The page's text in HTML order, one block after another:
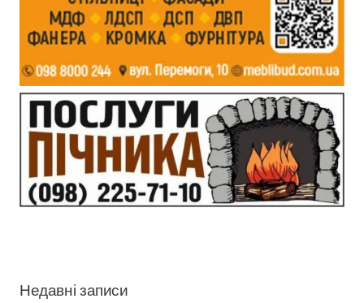
Недавні записи